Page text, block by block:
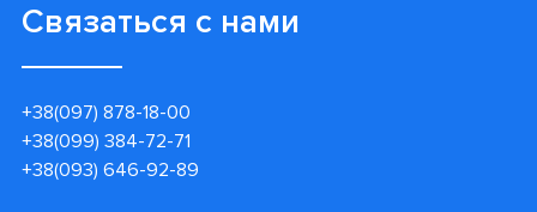
Связаться с нами
+38(097) 878-18-00
+38(099) 384-72-71
+38(093) 646-92-89